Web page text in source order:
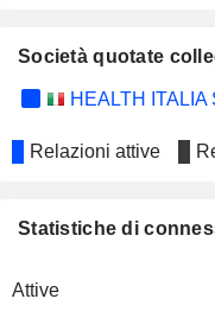
Società quotate
HEALTH ITALIA
Relazioni attive
Statistiche di
Attive